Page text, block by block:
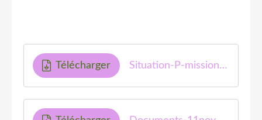
Télécharger Situation-P-mission21-MF1